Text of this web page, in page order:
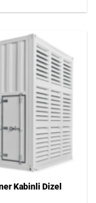
Kabinli Dizel